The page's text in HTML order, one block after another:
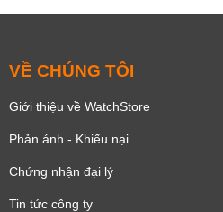
VỀ CHÚNG TÔI
Giới thiệu về WatchStore
Phản ánh - Khiếu nại
Chứng nhận đại lý
Tin tức công ty